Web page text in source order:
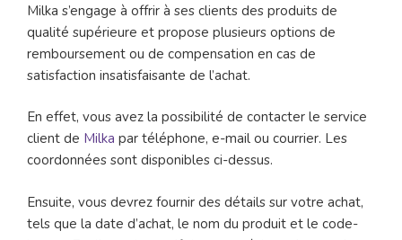
Milka s’engage à offrir à ses clients des produits de
qualité supérieure et propose plusieurs options de
remboursement ou de compensation en cas de
satisfaction insatisfaisante de l’achat.
En effet, vous avez la possibilité de contacter le service
client de Milka par téléphone, e-mail ou courrier. Les
coordonnées sont disponibles ci-dessus.
Ensuite, vous devrez fournir des détails sur votre achat,
tels que la date d’achat, le nom du produit et le code-